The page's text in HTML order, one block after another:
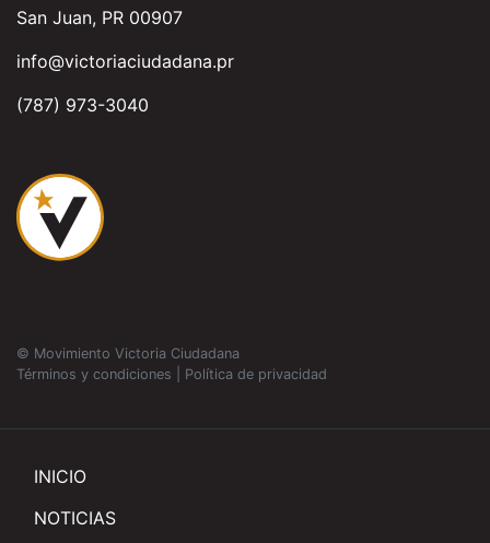
San Juan, PR 00907
info@victoriaciudadana.pr
(787) 973-3040
© Movimiento Victoria Ciudadana
Términos y condiciones
Política de privacidad
INICIO
NOTICIAS